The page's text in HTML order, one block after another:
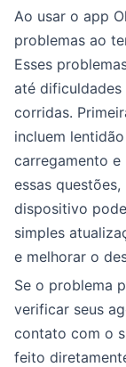
Ao usar o app
problemas ao
Esses
até dificuldades
corridas.
incluem
carregamento e
essas
dispositivo
simples
e melhorar o
Se o problema
verificar seus
contato com o
feito